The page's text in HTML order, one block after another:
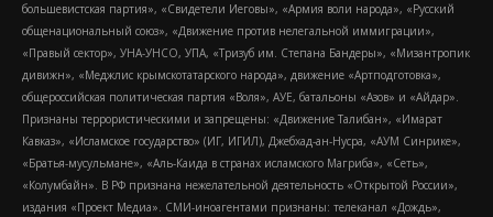
большевистская партия», «Свидетели Иеговы», «Армия воли народа», «Русский
общенациональный союз», «Движение против нелегальной иммиграции»,
«Правый сектор», УНА-УНСО, УПА, «Тризуб им. Степана Бандеры», «Мизантропик
дивижн», «Меджлис крымскотатарского народа», движение «Артподготовка»,
общероссийская политическая партия «Воля», АУЕ, батальоны «Азов» и «Айдар».
Признаны террористическими и запрещены: «Движение Талибан», «Имарат
Кавказ», «Исламское государство» (ИГ, ИГИЛ), Джебхад-ан-Нусра, «АУМ Синрике»,
«Братья-мусульмане», «Аль-Каида в странах исламского Магриба», «Сеть»,
«Колумбайн». В РФ признана нежелательной деятельность «Открытой России»,
издания «Проект Медиа». СМИ-иноагентами признаны: телеканал «Дождь»,